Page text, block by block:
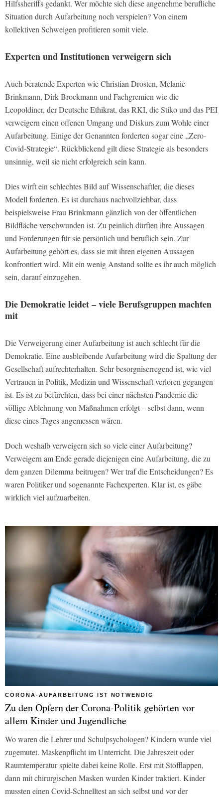
Hilfssheriffs gedankt. Wer möchte sich diese angenehme berufliche
Situation durch Aufarbeitung noch verspielen? Von einem
kollektiven Schweigen profitieren somit viele.
Experten und Institutionen verweigern sich
Auch beratende Experten wie Christian Drosten, Melanie
Brinkmann, Dirk Brockmann und Fachgremien wie die
Leopoldiner, der Deutsche Ethikrat, das RKI, die Stiko und das PEI
verweigern einen offenen Umgang und Diskurs zum Wohle einer
Aufarbeitung. Einige der Genannten forderten sogar eine „Zero-
Covid-Strategie“. Rückblickend gilt diese Strategie als besonders
unsinnig, weil sie nicht erfolgreich sein kann.
Dies wirft ein schlechtes Bild auf Wissenschaftler, die dieses
Modell forderten. Es ist durchaus nachvollziehbar, dass
beispielsweise Frau Brinkmann gänzlich von der öffentlichen
Bildfläche verschwunden ist. Zu peinlich dürften ihre Aussagen
und Forderungen für sie persönlich und beruflich sein. Zur
Aufarbeitung gehört es, dass sie mit ihren eigenen Aussagen
konfrontiert wird. Mit ein wenig Anstand sollte es ihr auch möglich
sein, darauf einzugehen.
Die Demokratie leidet – viele Berufsgruppen machten
mit
Die Verweigerung einer Aufarbeitung ist auch schlecht für die
Demokratie. Eine ausbleibende Aufarbeitung wird die Spaltung der
Gesellschaft aufrechterhalten. Sehr besorgniserregend ist, wie viel
Vertrauen in Politik, Medizin und Wissenschaft verloren gegangen
ist. Es ist zu befürchten, dass bei einer nächsten Pandemie die
völlige Ablehnung von Maßnahmen erfolgt – selbst dann, wenn
diese eines Tages angemessen wären.
Doch weshalb verweigern sich so viele einer Aufarbeitung?
Verweigern am Ende gerade diejenigen eine Aufarbeitung, die zu
dem ganzen Dilemma beitrugen? Wer traf die Entscheidungen? Es
waren Politiker und sogenannte Fachexperten. Klar ist, es gäbe
wirklich viel aufzuarbeiten.
CORONA-AUFARBEITUNG IST NOTWENDIG
Zu den Opfern der Corona-Politik gehörten vor
allem Kinder und Jugendliche
Wo waren die Lehrer und Schulpsychologen? Kindern wurde viel
zugemutet. Maskenpflicht im Unterricht. Die Jahreszeit oder
Raumtemperatur spielte dabei keine Rolle. Erst mit Stofflappen,
dann mit chirurgischen Masken wurden Kinder traktiert. Kinder
mussten einen Covid-Schnelltest an sich selbst und vor der